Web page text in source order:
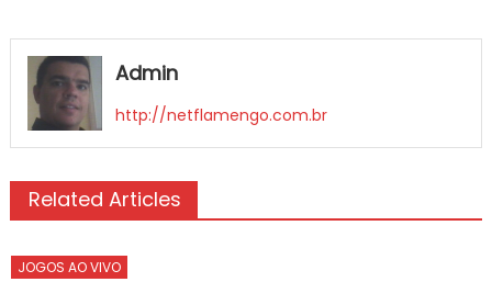
Admin
http://netflamengo.com.br
Related Articles
JOGOS AO VIVO